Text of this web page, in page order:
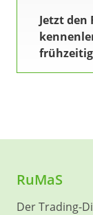
Jetzt den
RuMaS
Der Trading-